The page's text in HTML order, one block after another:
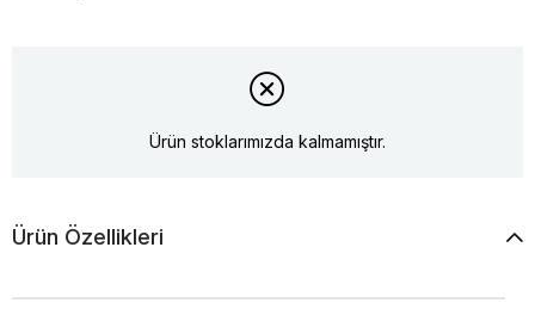
Ürün stoklarımızda kalmamıştır.
Ürün Özellikleri